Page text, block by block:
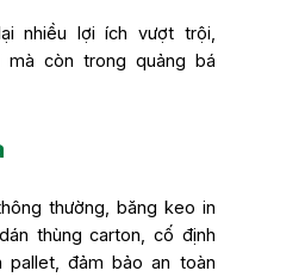
nhiều lợi ích vượt trội,
còn trong quảng bá
thường, băng keo in
thùng carton, cố định
pallet, đảm bảo an toàn